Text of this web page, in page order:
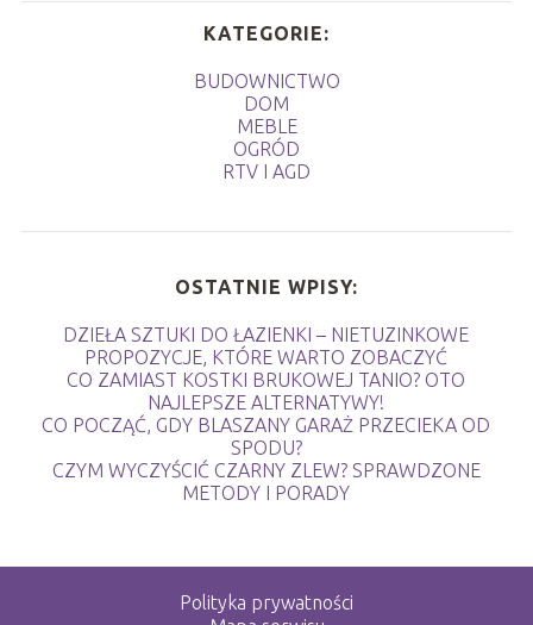
KATEGORIE:
BUDOWNICTWO
DOM
MEBLE
OGRÓD
RTV I AGD
OSTATNIE WPISY:
DZIEŁA SZTUKI DO ŁAZIENKI – NIETUZINKOWE
PROPOZYCJE, KTÓRE WARTO ZOBACZYĆ
CO ZAMIAST KOSTKI BRUKOWEJ TANIO? OTO
NAJLEPSZE ALTERNATYWY!
CO POCZĄĆ, GDY BLASZANY GARAŻ PRZECIEKA OD
SPODU?
CZYM WYCZYŚCIĆ CZARNY ZLEW? SPRAWDZONE
METODY I PORADY
Polityka prywatności